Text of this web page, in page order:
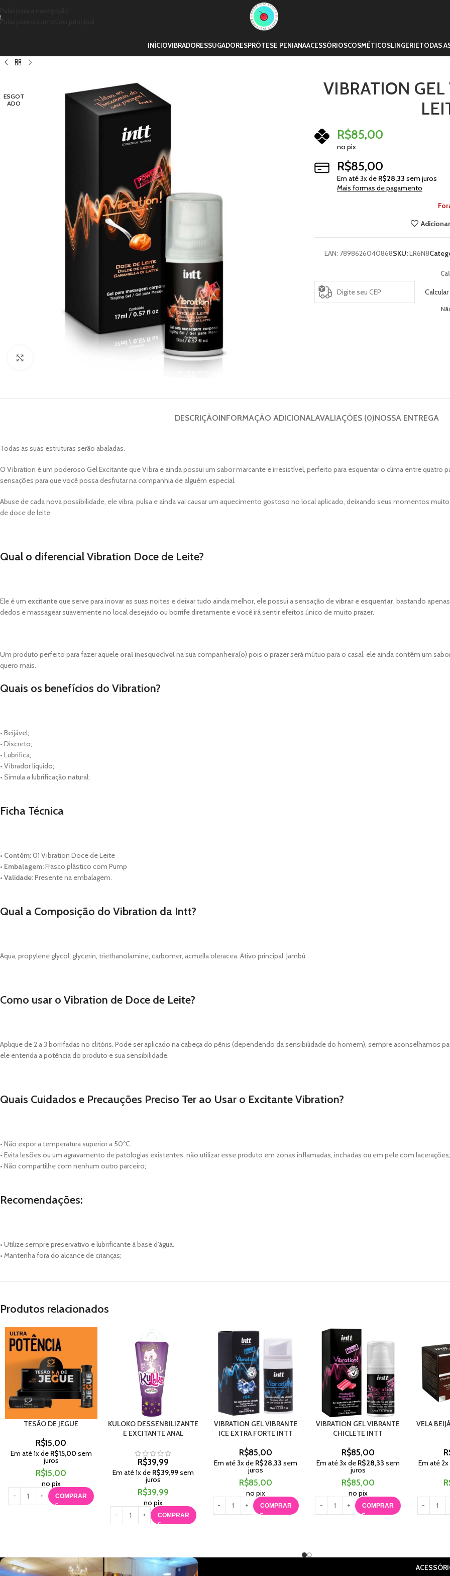
Pular para o conteúdo principal
INÍCIOVIBRADORESSUGADORESPRÓTESE PENIANAACESSÓRIOSCOSMÉTICOSLINGERIETODAS
ESGOT
ADO
VIBRATION
R$85,00
no pix
R$85,00
Em até3x de R$28,33 sem juros
Mais formas de pagamento
EAN: 7898626040868SKU:LR6N8
Calcular
DESCRIÇÃOINFORMAÇÃO ADICIONALAVALIAÇÕES (0)NOSSA ENTREGA
Todas as suas estruturas serão abaladas.
O Vibration é um poderoso Gel Excitante que Vibra e ainda possui um sabor marcante e irresistível, perfeito para esquentar o clima entre quatro
sensações para que você possa desfrutar na companhia de alguém especial.
Abuse de cada nova possibilidade, ele vibra, pulsa e ainda vai causar um aquecimento gostoso no local aplicado, deixando seus momentos
de doce de leite
Qual o diferencial Vibration Doce de Leite?
Ele é um excitanteque serve para inovar as suas noites e deixar tudo ainda melhor, ele possui a sensação devibrar e esquentar, bastando
dedos e massagear suavemente no local desejado ou borrife diretamente e você irá sentir efeitos único de muito prazer.
Um produto perfeito para fazer aquele oral inesquecívelna sua companheira(o) pois o prazer será mútuo para o casal, ele ainda contém um
quero mais.
Quais os benefícios do Vibration?
• Beijável;
• Discreto;
• Lubrifica;
• Vibrador líquido;
• Simula a lubrificação natural;
Ficha Técnica
• Contém:01 Vibration Doce de Leite
• Embalagem:Frasco plástico com Pump
• Validade: Presente na embalagem.
Qual a Composição do Vibration da Intt?
Aqua, propylene glycol, glycerin, triethanolamine, carbomer, acmella oleracea. Ativo principal, Jambú.
Como usar o Vibration de Doce de Leite?
Aplique de 2 a 3 borrifadas no clitóris. Pode ser aplicado na cabeça do pênis (dependendo da sensibilidade do homem), sempre aconselhamos
ele entenda a potência do produto e sua sensibilidade.
Quais Cuidados e Precauções Preciso Ter ao Usar o Excitante Vibration?
• Não expor a temperatura superior a 50ºC.
• Evita lesões ou um agravamento de patologias existentes, não utilizar esse produto em zonas inflamadas, inchadas ou em pele com lacerações;
• Não compartilhe com nenhum outro parceiro;
Recomendações:
• Utilize sempre preservativo e lubrificante à base d’água.
• Mantenha fora do alcance de crianças;
Produtos relacionados
TESÃO DE JEGUE
R$15,00
Em até1x de R$15,00 sem
juros
R$15,00
no pix
COMPRAR
KULOKO DESSENBILIZANTE
E EXCITANTE ANAL
R$39,99
Em até1x de R$39,99sem
juros
R$39,99
no pix
COMPRAR
VIBRATION GEL VIBRANTE
ICE EXTRA FORTE INTT
R$85,00
Em até3x de R$28,33 sem
juros
R$85,00
no pix
COMPRAR
VIBRATION GEL VIBRANTE
CHICLETE INTT
R$85,00
Em até3x de R$28,33 sem
juros
R$85,00
no pix
COMPRAR
VELA
Em até2